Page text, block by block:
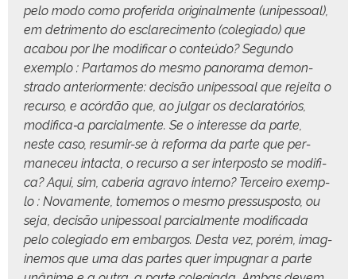
pelo modo como pro­feri­da orig­i­nal­mente (unipes­soal),
em detri­men­to do esclarec­i­men­to (cole­gia­do) que
acabou por lhe mod­i­ficar o con­teú­do? Segun­do
exem­p­lo : Par­ta­mos do mes­mo panora­ma demon­
stra­do ante­ri­or­mente: decisão unipes­soal que rejei­ta o
recur­so, e acórdão que, ao jul­gar os declaratórios,
modifica‑a par­cial­mente. Se o inter­esse da parte,
neste caso, resumir-se à refor­ma da parte que per­
maneceu intac­ta, o recur­so a ser inter­pos­to se mod­i­fi­
ca? Aqui, sim, caberia agra­vo inter­no? Ter­ceiro exem­p­
lo : Nova­mente, tomem­os o mes­mo pres­sus­pos­to, ou
seja, decisão unipes­soal par­cial­mente mod­i­fi­ca­da
pelo cole­gia­do em embar­gos. Des­ta vez, porém, imag­
inemos que uma das partes quer impug­nar a parte